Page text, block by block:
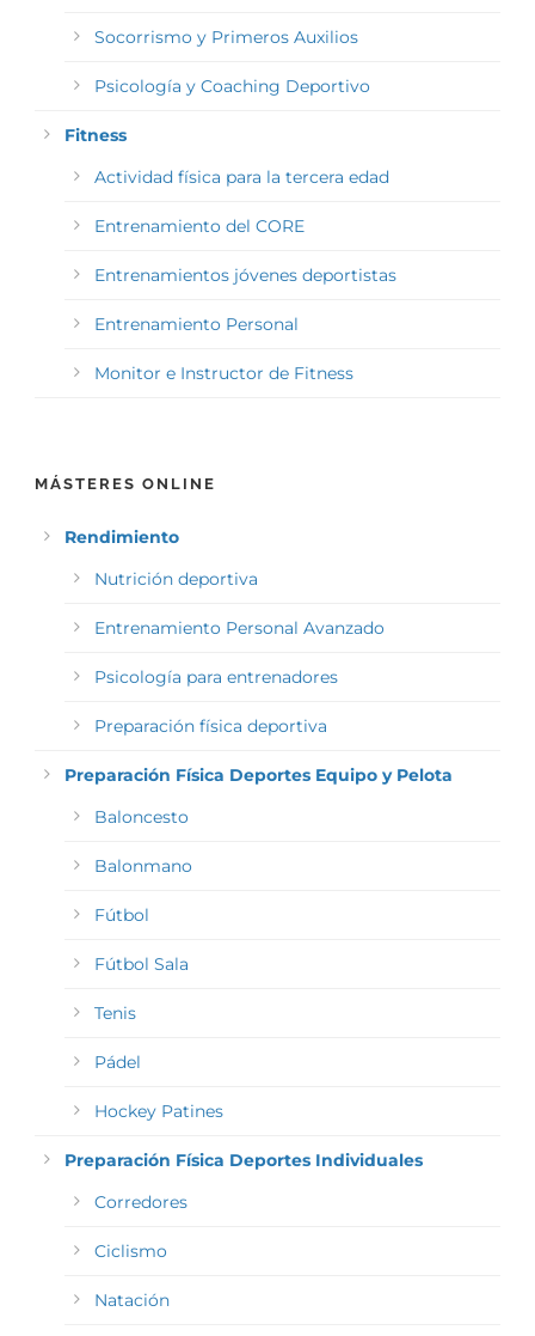
Socorrismo y Primeros Auxilios
Psicología y Coaching Deportivo
Fitness
Actividad física para la tercera edad
Entrenamiento del CORE
Entrenamientos jóvenes deportistas
Entrenamiento Personal
Monitor e Instructor de Fitness
MÁSTERES ONLINE
Rendimiento
Nutrición deportiva
Entrenamiento Personal Avanzado
Psicología para entrenadores
Preparación física deportiva
Preparación Física Deportes Equipo y Pelota
Baloncesto
Balonmano
Fútbol
Fútbol Sala
Tenis
Pádel
Hockey Patines
Preparación Física Deportes Individuales
Corredores
Ciclismo
Natación